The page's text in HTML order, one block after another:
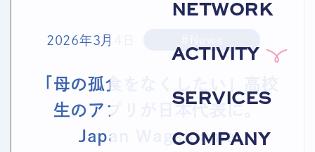
NETWORK
ACTIVITY
SERVICES
COMPANY
2026年3月4日
「母の孤食をなくしたい」高校
生のアプリが日本代表に。
Japan Wagamama